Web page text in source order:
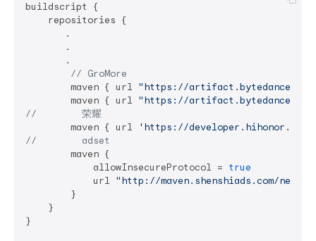
buildscript {
    repositories {
       .
       .
       .
// GroMore
        maven { url
"https://
        maven { url
"https://
//        荣耀
        maven { url
'https://developer.hihonor.com/
//        adset
        maven {
            allowInsecureProtocol =
true
            url
"http://maven.shenshiads.com/
        }
    }
}